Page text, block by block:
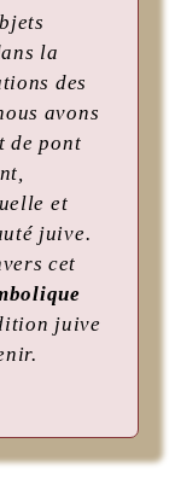
la
des
avons
de pont
et
juive.
cet
juive